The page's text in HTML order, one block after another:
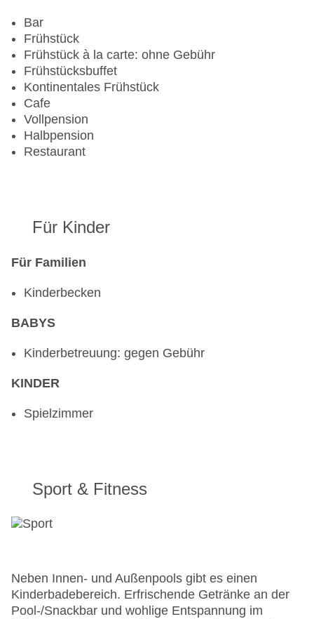
Mastercard, Visa
Landeskategorie: 5 Sterne
Bar
Frühstück
Frühstück à la carte: ohne Gebühr
Frühstücksbuffet
Kontinentales Frühstück
Cafe
Vollpension
Halbpension
Restaurant
Für Kinder
Für Familien
Kinderbecken
BABYS
Kinderbetreuung: gegen Gebühr
KINDER
Spielzimmer
Sport & Fitness
Neben Innen- und Außenpools gibt es einen
Kinderbadebereich. Erfrischende Getränke an der
Pool-/Snackbar und wohlige Entspannung im